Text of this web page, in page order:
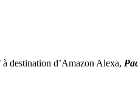
destination d’Amazon Alexa,